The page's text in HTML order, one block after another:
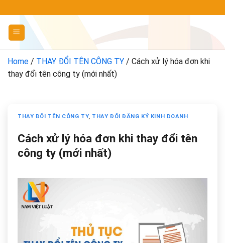
đến
dung
Home / THAY ĐỔI TÊN CÔNG TY / Cách xử lý hóa đơn khi
thay đổi tên công ty (mới nhất)
THAY ĐỔI TÊN CÔNG TY, THAY ĐỔI ĐĂNG KÝ KINH DOANH
Cách xử lý hóa đơn khi thay đổi tên
công ty (mới nhất)